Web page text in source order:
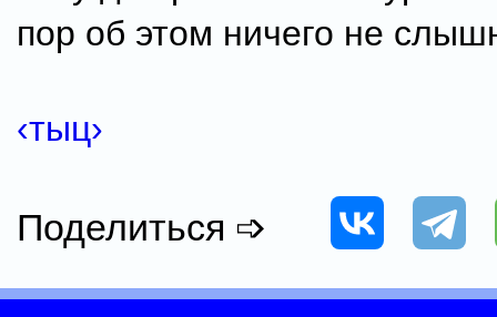
пор об этом ничего не
‹тыц›
Поделиться ➩